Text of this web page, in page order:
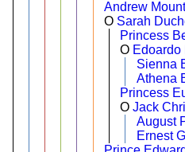
Andrew
O Sarah
Princess
O Edoardo
Sienna
Athena
Princess
OJack
August
Ernest